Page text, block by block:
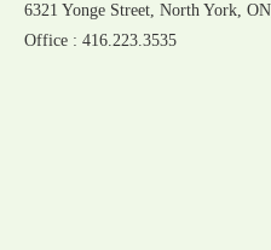
6321 Yonge Street, North York,
Office : 416.223.3535